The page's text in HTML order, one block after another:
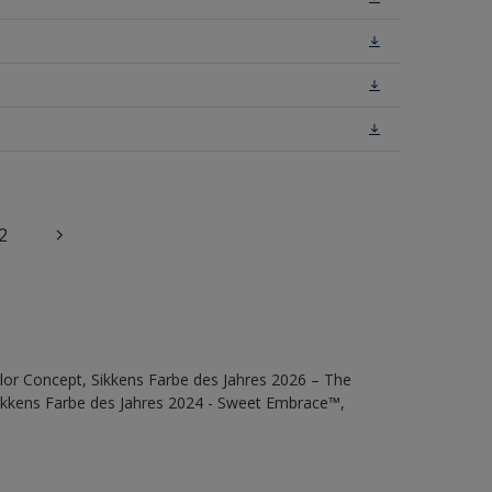
Concept, Sikkens Farbe des Jahres 2026 – The
Farbe des Jahres 2024 - Sweet Embrace™,